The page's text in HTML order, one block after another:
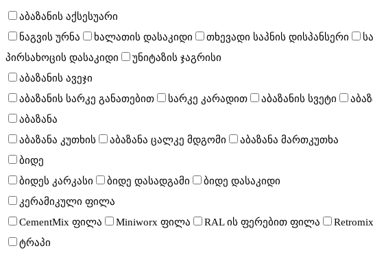
აბაზანის აქსესუარი
ნაგვის ურნა
ხალათის დასაკიდი თხევადი საპნის დისპანსერი
პირსახოცის დასაკიდი
უნიტაზის ჯაგრისი
აბაზანის ავეჯი
აბაზანის სარკე განათებით
სარკე კარადით აბაზანის სვეტი
აბაზანა
აბაზანა კუთხის
აბაზანა ცალკე მდგომი
აბაზანა მართკუთხა
ბიდე
ბიდეს კარკასი
ბიდე დასადგამი
ბიდე დასაკიდი
კერამიკული ფილა
CementMix ფილა
Miniworx ფილა RAL ის ფერებით ფილა
ტრაპი